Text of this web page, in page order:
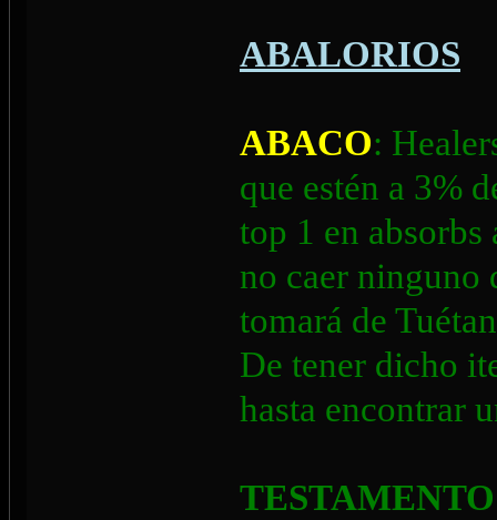
ABALORIOS
ABACO:
que estén a 3%
top 1 en absorbs
no caer ninguno
tomará de
De tener dicho
hasta encontrar
TESTAMENTO